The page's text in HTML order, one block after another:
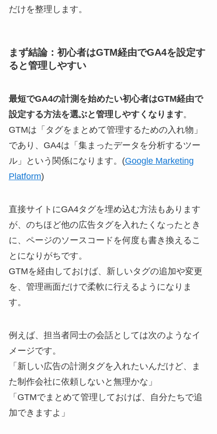
だけを整理します。
まず結論：初心者はGTM経由でGA4を設定す
ると管理しやすい
最短でGA4の計測を始めたい初心者はGTM経由で
設定する方法を選ぶと管理しやすくなります。
GTMは「タグをまとめて管理するための入れ物」
であり、GA4は「集まったデータを分析するツー
ル」という関係になります。(Google Marketing
Platform)
直接サイトにGA4タグを埋め込む方法もあります
が、のちほど他の広告タグを入れたくなったとき
に、ページのソースコードを何度も書き換えるこ
とになりがちです。
GTMを経由しておけば、新しいタグの追加や変更
を、管理画面だけで柔軟に行えるようになりま
す。
例えば、担当者同士の会話としては次のようなイ
メージです。
「新しい広告の計測タグを入れたいんだけど、ま
た制作会社に依頼しないと無理かな」
「GTMでまとめて管理しておけば、自分たちで追
加できますよ」